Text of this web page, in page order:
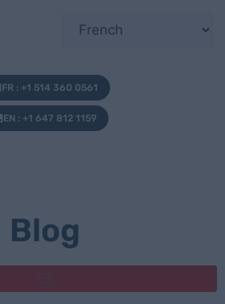
FR : +1 514 360 0561
EN : +1 647 812 1159
Blog